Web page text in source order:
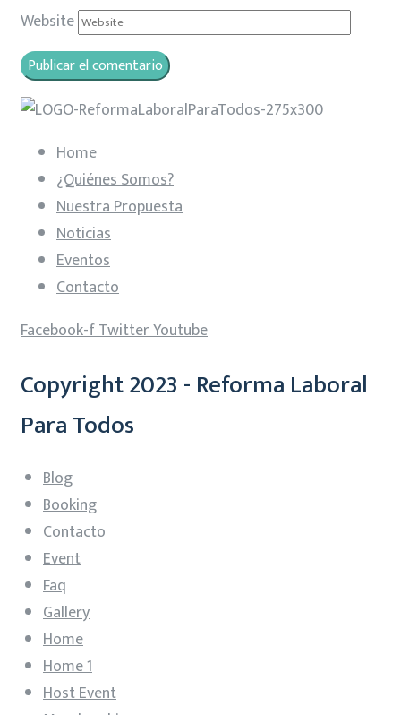
Website
Home
¿Quiénes Somos?
Nuestra Propuesta
Noticias
Eventos
Contacto
Facebook-fTwitterYoutube
Copyright 2023 - Reforma Laboral
Para Todos
Blog
Booking
Contacto
Event
Faq
Gallery
Home
Home 1
Host Event